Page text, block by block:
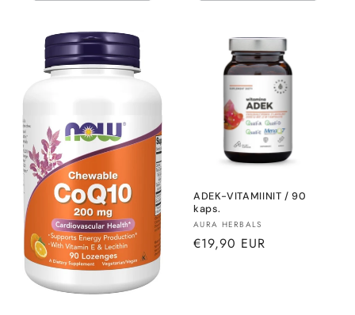
ADEK-VITAMIINIT / 90
kaps.
Myyjä:
AURA HERBALS
Normaalihinta
€19,90 EUR